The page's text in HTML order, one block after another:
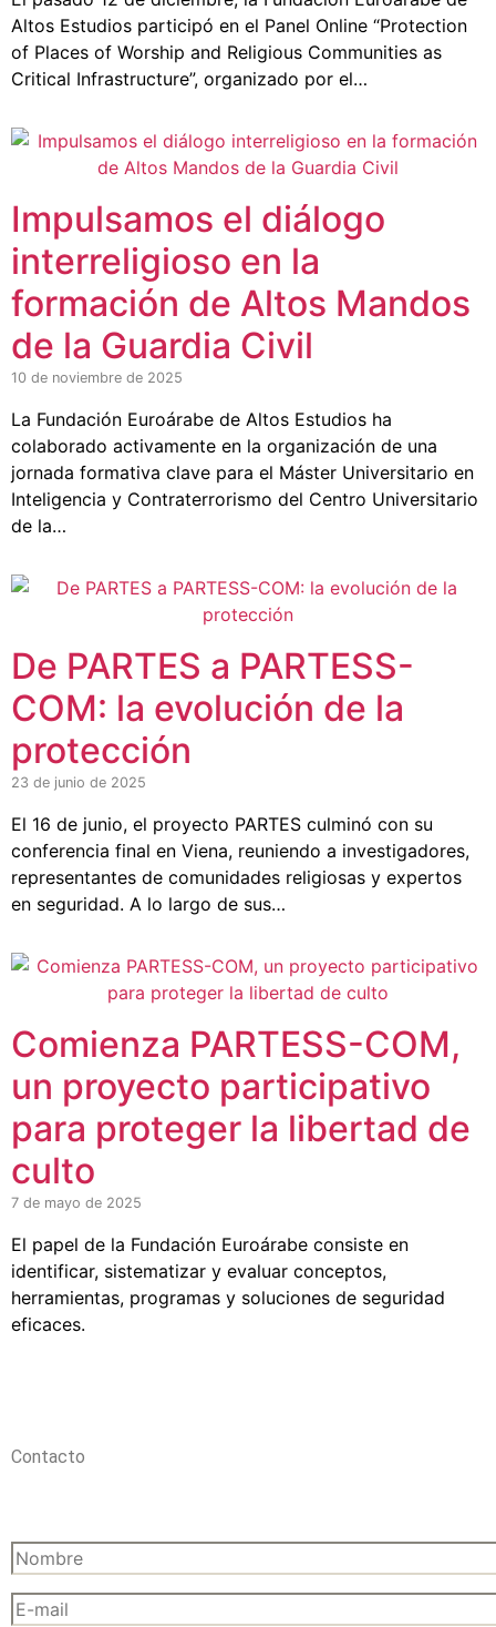
Altos Estudios participó en el Panel Online “Protection
of Places of Worship and Religious Communities as
Critical Infrastructure”, organizado por el…
Impulsamos el diálogo
interreligioso en la
formación de Altos Mandos
de la Guardia Civil
10 de noviembre de 2025
La Fundación Euroárabe de Altos Estudios ha
colaborado activamente en la organización de una
jornada formativa clave para el Máster Universitario en
Inteligencia y Contraterrorismo del Centro Universitario
de la…
De PARTES a PARTESS-
COM: la evolución de la
protección
23 de junio de 2025
El 16 de junio, el proyecto PARTES culminó con su
conferencia final en Viena, reuniendo a investigadores,
representantes de comunidades religiosas y expertos
en seguridad. A lo largo de sus…
Comienza PARTESS-COM,
un proyecto participativo
para proteger la libertad de
culto
7 de mayo de 2025
El papel de la Fundación Euroárabe consiste en
identificar, sistematizar y evaluar conceptos,
herramientas, programas y soluciones de seguridad
eficaces.
Contacto